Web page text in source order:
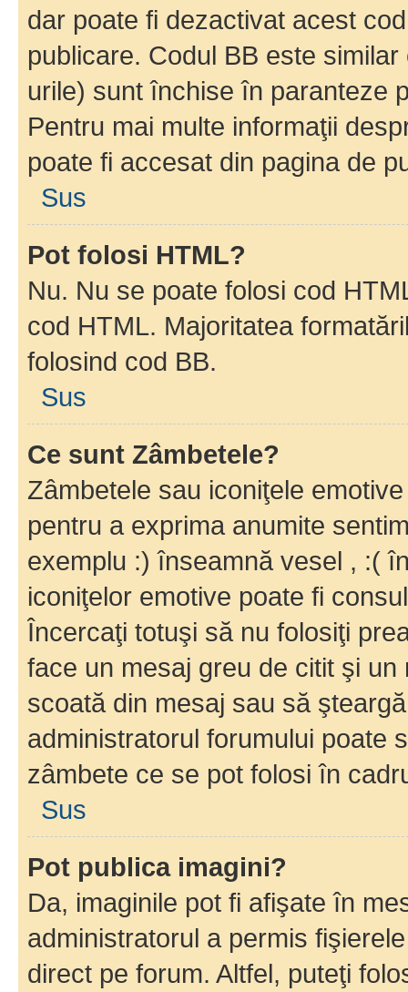
dar poate fi dezactivat acest
publicare. Codul BB este
urile) sunt închise în paranteze
Pentru mai multe informaţii
poate fi accesat din pagina de
Sus
Pot folosi HTML?
Nu. Nu se poate folosi cod
cod HTML. Majoritatea
folosind cod BB.
Sus
Ce sunt Zâmbetele?
Zâmbetele sau iconiţele
pentru a exprima anumite
exemplu :) înseamnă vesel , :(
iconiţelor emotive poate fi
Încercaţi totuşi să nu folosiţi
face un mesaj greu de citit şi
scoată din mesaj sau să
administratorul forumului poate
zâmbete ce se pot folosi în
Sus
Pot publica imagini?
Da, imaginile pot fi afişate în
administratorul a permis
direct pe forum. Altfel, puteţi